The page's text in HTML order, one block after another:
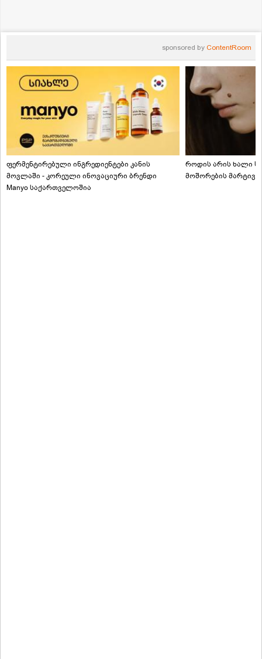
sponsored by ContentRoom
ფერმენტირებული ინგრედიენტები კანის
მოვლაში - კორეული ინოვაციური ბრენდი
Manyo საქართველოშია
როდის არის ხალი
მოშორების